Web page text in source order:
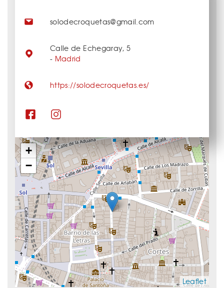
+
−
Leaflet
solodecroquetas@gmail.com
Calle de Echegaray, 5
- Madrid
https://solodecroquetas.es/